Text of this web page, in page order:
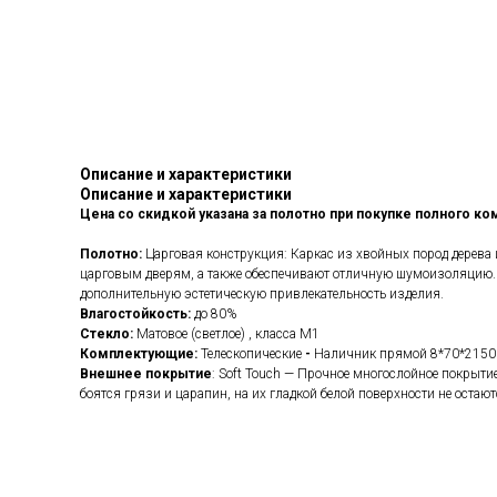
Описание и характеристики
Описание и характеристики
Цена со скидкой указана за полотно при покупке полного
Полотно: Царговая конструкция: Каркас из хвойных пород
царговым дверям, а также обеспечивают отличную
дополнительную эстетическую привлекательность изделия.
Влагостойкость: до 80%
Стекло: Матовое (светлое) , класса М1
Комплектующие: Телескопические - Наличник прямой
Внешнее покрытие: Soft Touch — Прочное многослойное
боятся грязи и царапин, на их гладкой белой поверхности не